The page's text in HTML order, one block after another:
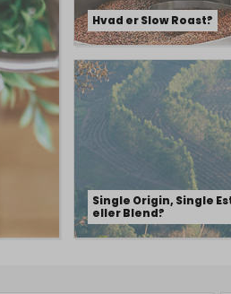
Hvad er Slow Roast?
Single Origin, Single
eller Blend?